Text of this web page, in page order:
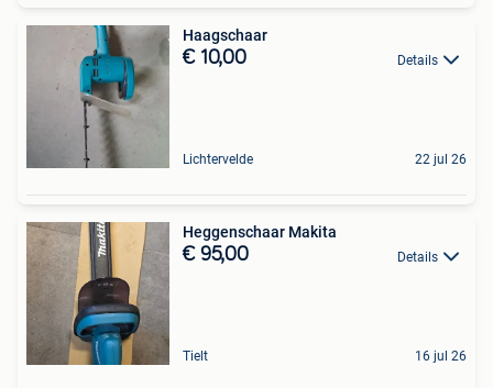
Haagschaar
€ 10,00 Details
Lichtervelde 22 jul 26
Heggenschaar Makita
€ 95,00 Details
Tielt 16 jul 26